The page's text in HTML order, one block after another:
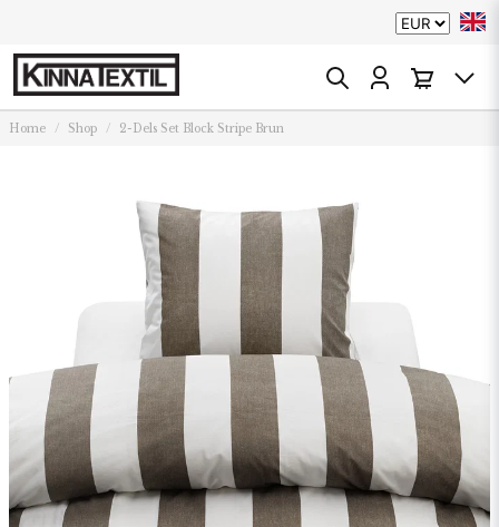
Home Shop 2-Dels Set Block Stripe Brun